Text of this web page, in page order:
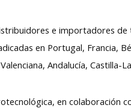
e importadores
en Portugal, Francia,
Andalucía, Castilla-
en colaboración